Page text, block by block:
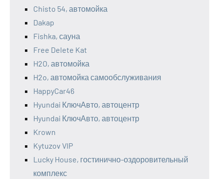
Chisto 54, автомойка
Dakap
Fishka, сауна
Free Delete Kat
H2O, автомойка
H2o, автомойка самообслуживания
HappyCar46
Hyundai КлючАвто, автоцентр
Hyundai КлючАвто, автоцентр
Krown
Kytuzov VIP
Lucky House, гостинично-оздоровительный
комплекс